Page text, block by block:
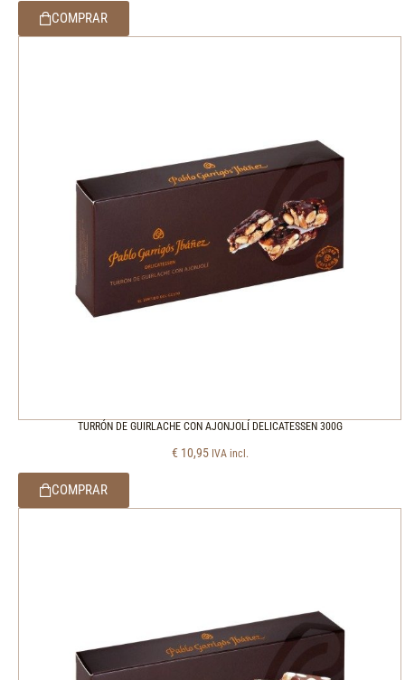
COMPRAR
TURRÓN DE GUIRLACHE CON AJONJOLÍ DELICATESSEN 300G
€ 10,95 IVA incl.
COMPRAR